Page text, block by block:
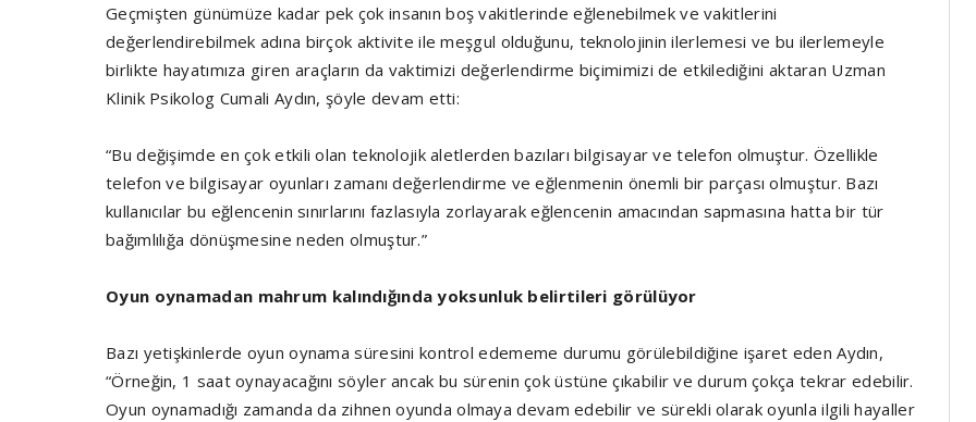
Geçmişten günümüze kadar pek çok insanın boş vakitlerinde eğlenebilmek ve vakitlerini
değerlendirebilmek adına birçok aktivite ile meşgul olduğunu, teknolojinin ilerlemesi ve bu ilerlemeyle
birlikte hayatımıza giren araçların da vaktimizi değerlendirme biçimimizi de etkilediğini aktaran Uzman
Klinik Psikolog Cumali Aydın, şöyle devam etti:
“Bu değişimde en çok etkili olan teknolojik aletlerden bazıları bilgisayar ve telefon olmuştur. Özellikle
telefon ve bilgisayar oyunları zamanı değerlendirme ve eğlenmenin önemli bir parçası olmuştur. Bazı
kullanıcılar bu eğlencenin sınırlarını fazlasıyla zorlayarak eğlencenin amacından sapmasına hatta bir tür
bağımlılığa dönüşmesine neden olmuştur.”
Oyun oynamadan mahrum kalındığında yoksunluk belirtileri görülüyor
Bazı yetişkinlerde oyun oynama süresini kontrol edememe durumu görülebildiğine işaret eden Aydın,
“Örneğin, 1 saat oynayacağını söyler ancak bu sürenin çok üstüne çıkabilir ve durum çokça tekrar edebilir.
Oyun oynamadığı zamanda da zihnen oyunda olmaya devam edebilir ve sürekli olarak oyunla ilgili hayaller